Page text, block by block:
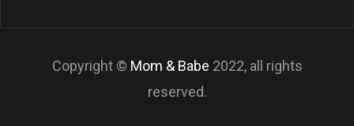
Copyright © Mom & Babe 2022, all rights
reserved.